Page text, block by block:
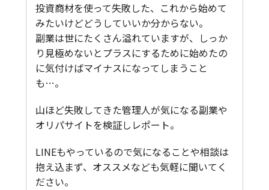
投資商材を使って失敗した、これから始めて
みたいけどどうしていいか分からない。
副業は世にたくさん溢れていますが、しっか
り見極めないとプラスにするために始めたの
に気付けばマイナスになってしまうこと
も…。
山ほど失敗してきた管理人が気になる副業や
オリパサイトを検証しレポート。
LINEもやっているので気になることや相談は
抱え込まず、オススメなども気軽に聞いてく
ださい。